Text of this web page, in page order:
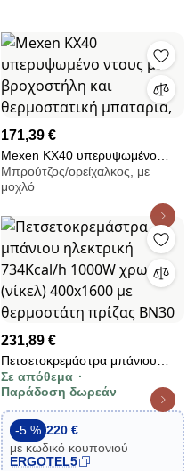
171,39 €
Mexen KX40 υπερυψωμένο
ντους με βροχοστήλη και
θερμοστατική μπαταρία,
Μπρούτζος/ορείχαλκος, με
μοχλό
231,89 €
Πετσετοκρεμάστρα μπάνιου
ηλεκτρική 734Kcal/h 1000W
χρωμέ (νίκελ) 400x1600 με
θερμοστάτη πρίζας BN30
Σε απόθεμα
Παράδοση δωρεάν
-5 % 220 €
με κωδικό κουπονιού
ERGOTEL5